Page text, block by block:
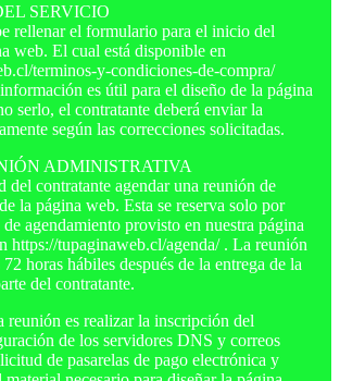
SERVICIO
rellenar el formulario para el inicio del
web. El cual está disponible en
terminos-y-condiciones-de-compra/
es útil para el diseño de la página
serlo, el contratante deberá enviar la
según las correcciones solicitadas.
ADMINISTRATIVA
del contratante agendar una reunión de
la página web. Esta se reserva solo por
agendamiento provisto en nuestra página
https://tupaginaweb.cl/agenda/ . La reunión
horas hábiles después de la entrega de la
del contratante.
reunión es realizar la inscripción del
de los servidores DNS y correos
de pasarelas de pago electrónica y